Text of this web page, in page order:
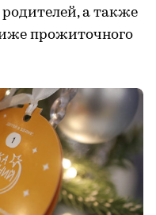
а также
прожиточного